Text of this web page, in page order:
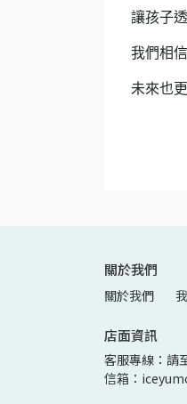
讓孩子
我們相
未來也
關於我們
關於我們
店面資訊
客服專線：請
信箱：